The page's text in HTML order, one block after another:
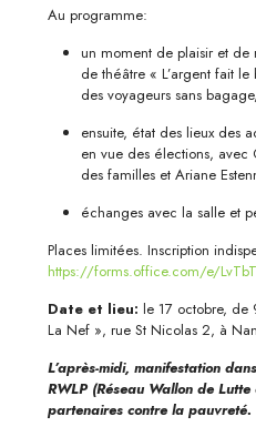
Au programme:
un moment de plaisir et
de théâtre « L’argent fait
des voyageurs sans bagage,
ensuite, état des lieux des
en vue des élections,
des familles et Ariane
échanges avec la salle et
Places limitées. Inscription
https://forms.office.com/e/
Date et lieu: le 17 octobre,
La Nef », rue St Nicolas 2, à
L’après-midi, manifestation
RWLP (Réseau Wallon de
partenaires contre la pauvreté.